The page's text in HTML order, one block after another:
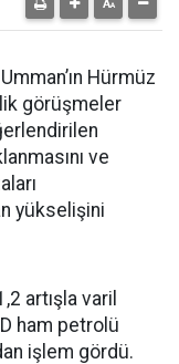
Hürmüz
görüşmeler
ve
yükselişini
artışla varil
ham petrolü
işlem gördü.